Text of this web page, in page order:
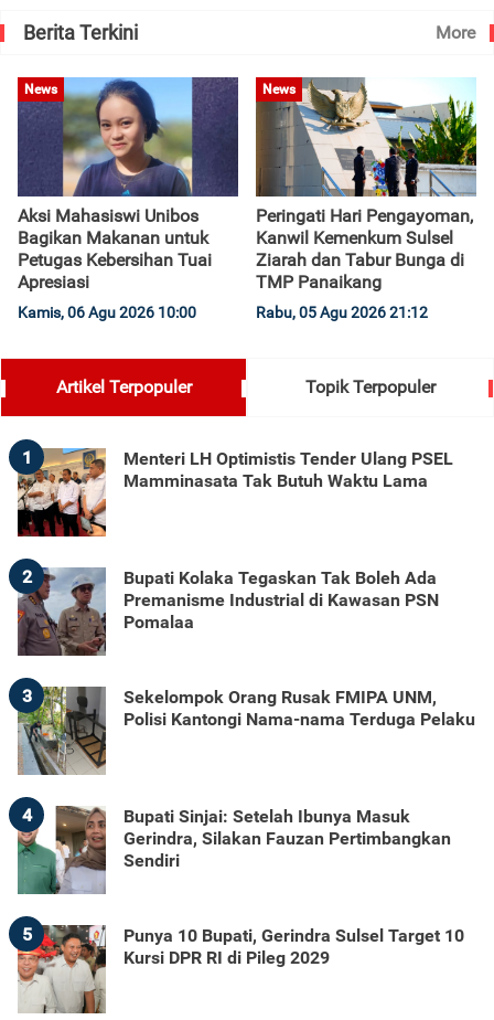
Berita Terkini More
News
Aksi Mahasiswi Unibos
Bagikan Makanan untuk
Petugas Kebersihan Tuai
Apresiasi
Kamis, 06 Agu 2026 10:00
News
Peringati Hari Pengayoman,
Kanwil Kemenkum Sulsel
Ziarah dan Tabur Bunga di
TMP Panaikang
Rabu, 05 Agu 2026 21:12
Artikel Terpopuler Topik Terpopuler
1
Menteri LH Optimistis Tender Ulang PSEL
Mamminasata Tak Butuh Waktu Lama
2
Bupati Kolaka Tegaskan Tak Boleh Ada
Premanisme Industrial di Kawasan PSN
Pomalaa
3
Sekelompok Orang Rusak FMIPA UNM,
Polisi Kantongi Nama-nama Terduga Pelaku
4
Bupati Sinjai: Setelah Ibunya Masuk
Gerindra, Silakan Fauzan Pertimbangkan
Sendiri
5
Punya 10 Bupati, Gerindra Sulsel Target 10
Kursi DPR RI di Pileg 2029